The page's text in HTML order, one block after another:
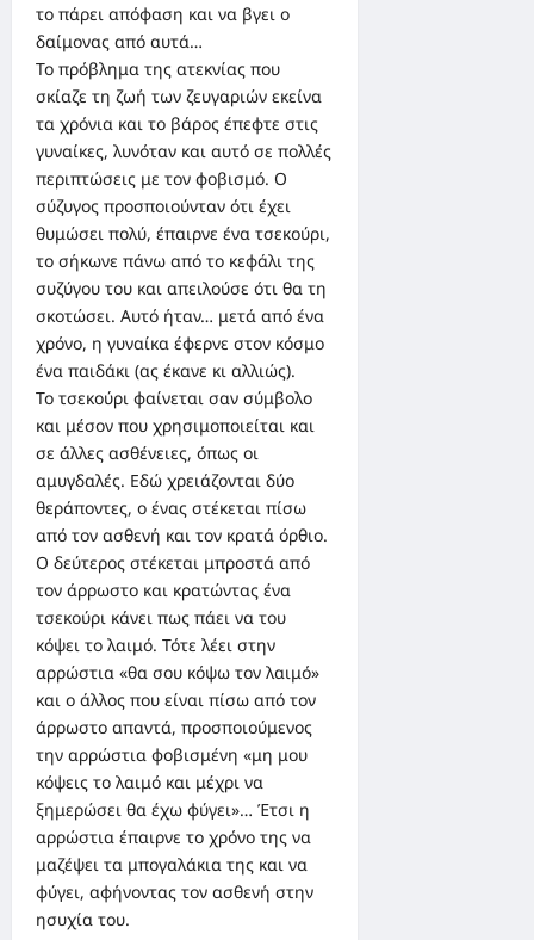
το πάρει απόφαση και να βγει ο
δαίμονας από αυτά…
Το πρόβλημα της ατεκνίας που
σκίαζε τη ζωή των ζευγαριών εκείνα
τα χρόνια και το βάρος έπεφτε στις
γυναίκες, λυνόταν και αυτό σε πολλές
περιπτώσεις με τον φοβισμό. Ο
σύζυγος προσποιούνταν ότι έχει
θυμώσει πολύ, έπαιρνε ένα τσεκούρι,
το σήκωνε πάνω από το κεφάλι της
συζύγου του και απειλούσε ότι θα τη
σκοτώσει. Αυτό ήταν… μετά από ένα
χρόνο, η γυναίκα έφερνε στον κόσμο
ένα παιδάκι (ας έκανε κι αλλιώς).
Το τσεκούρι φαίνεται σαν σύμβολο
και μέσον που χρησιμοποιείται και
σε άλλες ασθένειες, όπως οι
αμυγδαλές. Εδώ χρειάζονται δύο
θεράποντες, ο ένας στέκεται πίσω
από τον ασθενή και τον κρατά όρθιο.
Ο δεύτερος στέκεται μπροστά από
τον άρρωστο και κρατώντας ένα
τσεκούρι κάνει πως πάει να του
κόψει το λαιμό. Τότε λέει στην
αρρώστια «θα σου κόψω τον λαιμό»
και ο άλλος που είναι πίσω από τον
άρρωστο απαντά, προσποιούμενος
την αρρώστια φοβισμένη «μη μου
κόψεις το λαιμό και μέχρι να
ξημερώσει θα έχω φύγει»… Έτσι η
αρρώστια έπαιρνε το χρόνο της να
μαζέψει τα μπογαλάκια της και να
φύγει, αφήνοντας τον ασθενή στην
ησυχία του.